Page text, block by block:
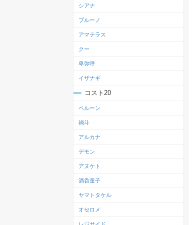
シアナ
ブルーノ
アマテラス
クー
卑弥呼
イザナギ
コスト20
ペルーン
禍斗
アルカナ
デモン
アヌケト
酒呑童子
ヤマトタケル
オセロメ